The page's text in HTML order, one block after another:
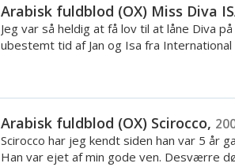
Arabisk fuldblod (OX) Miss Diva
Jeg var så heldig at få lov til at låne Diva på
ubestemt tid af Jan og Isa fra International
Arabisk fuldblod (OX) Scirocco,
Scirocco har jeg kendt siden han var 5 år
Han var ejet af min gode ven. Desværre